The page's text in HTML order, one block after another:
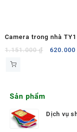
Camera trong nhà
1.151.000₫
Giá
620.000
Sản phẩm
Dịch vụ